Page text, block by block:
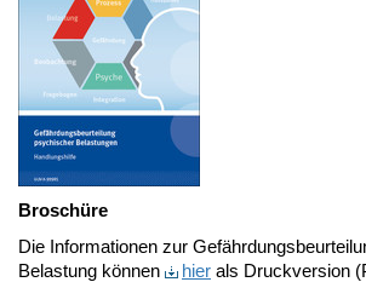
Broschüre
Die Informationen zur
Belastung können
hier als Druckversion